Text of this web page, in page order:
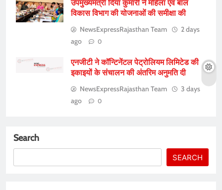
उपमुख्यमंत्री दिया कुमारी ने महिला एवं बाल
विकास विभाग की योजनाओं की समीक्षा की
NewsExpressRajasthan Team
2 days
ago
0
एनजीटी ने कॉन्टिनेंटल पेट्रोलियम लिमिटेड की
इकाइयों के संचालन की अंतरिम अनुमति दी
NewsExpressRajasthan Team
3 days
ago
0
Search
SEARCH